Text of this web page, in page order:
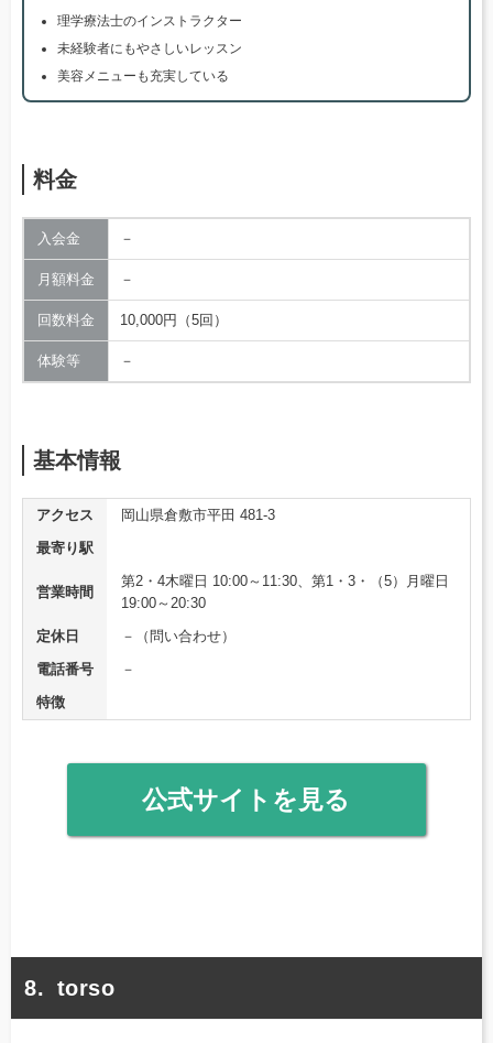
理学療法士のインストラクター
未経験者にもやさしいレッスン
美容メニューも充実している
料金
入会金 －
月額料金 －
回数料金 10,000円（5回）
体験等 －
基本情報
アクセス
岡山県倉敷市平田 481-3
最寄り駅
営業時間
第2・4木曜日 10:00～11:30、第1・3・（5）月曜日
19:00～20:30
定休日
－（問い合わせ）
電話番号
－
特徴
公式サイトを見る
torso